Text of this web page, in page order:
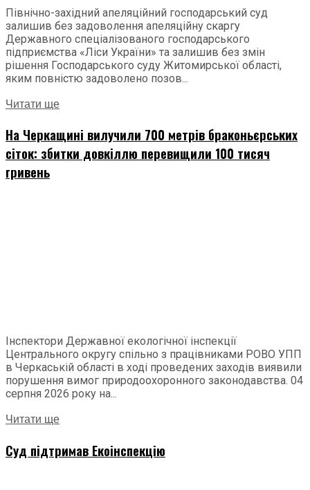
Північно-західний апеляційний господарський суд
залишив без задоволення апеляційну скаргу
Державного спеціалізованого господарського
підприємства «Ліси України» та залишив без змін
рішення Господарського суду Житомирської області,
яким повністю задоволено позов...
Читати ще
На Черкащині вилучили 700 метрів браконьєрських
сіток: збитки довкіллю перевищили 100 тисяч
гривень
Інспектори Державної екологічної інспекції
Центрального округу спільно з працівниками РОВО УПП
в Черкаській області в ході проведених заходів виявили
порушення вимог природоохоронного законодавства. 04
серпня 2026 року на...
Читати ще
Суд підтримав Екоінспекцію